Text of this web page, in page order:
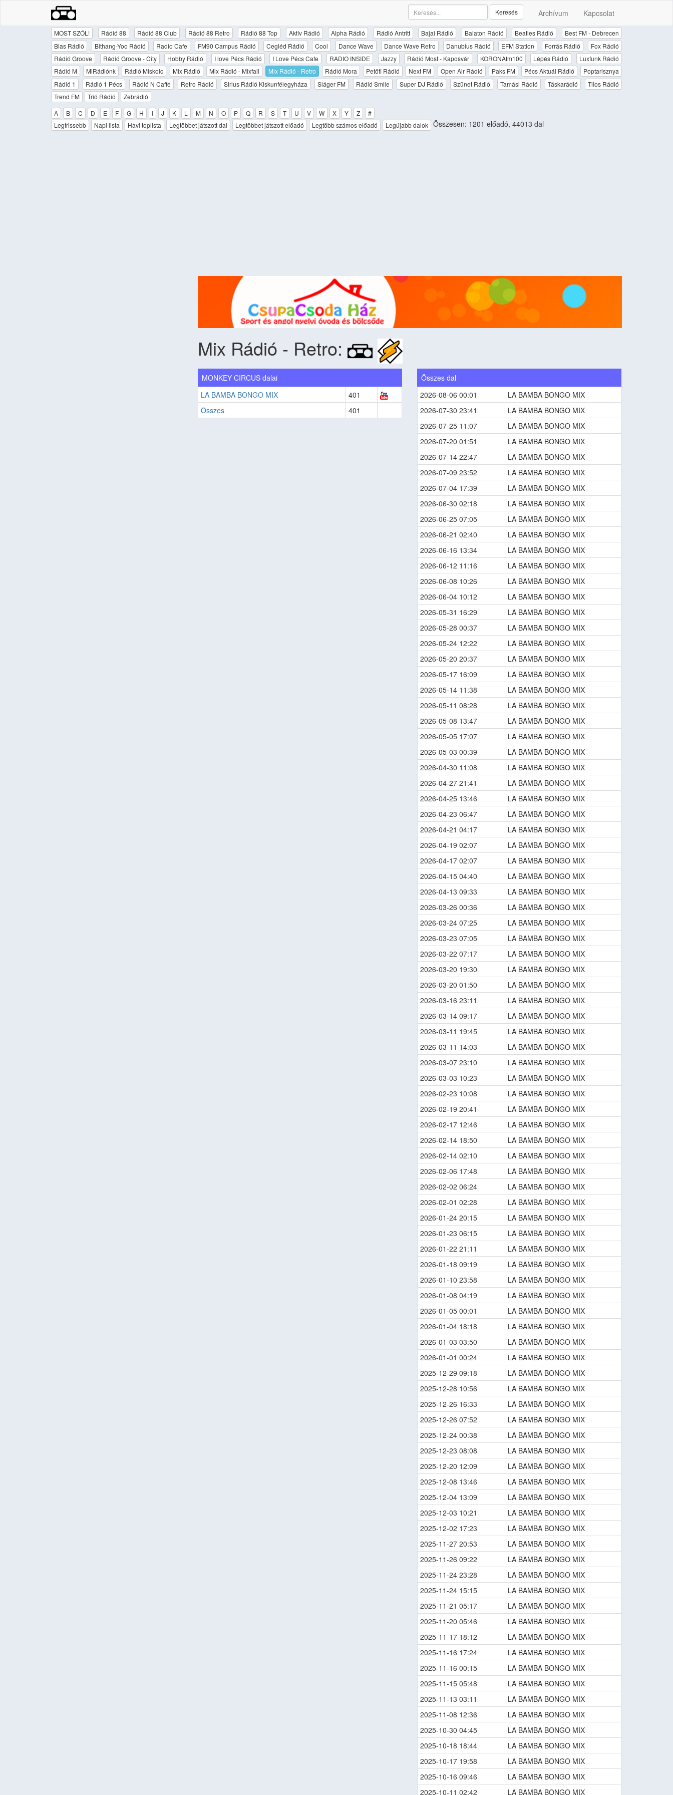
Archívum Kapcsolat
Keresés
MOST SZÓL! Rádió 88 Rádió 88 Club Rádió 88 Retro Rádió 88 Top Aktív Rádió Alpha Rádió Rádió Antritt Bajai Rádió Balaton Rádió Beatles Rádió
Best FM - Debrecen
Bias Rádió
Bithang-Yoo Rádió Radio Cafe FM90 Campus Rádió Cegléd Rádió Cool Dance Wave Dance Wave Retro Danubius Rádió EFM Station Forrás Rádió
Fox Rádió
Rádió Groove
Rádió Groove - City Hobby Rádió I love Pécs Rádió I Love Pécs Cafe RADIO INSIDE Jazzy Rádió Most - Kaposvár KORONAfm100 Lépés Rádió
Luxfunk Rádió
Rádió M
MiRádiónk Rádió Miskolc Mix Rádió Mix Rádió - Mixfall Mix Rádió - Retro Rádió Mora Petőfi Rádió Next FM Open Air Rádió Paks FM Pécs Aktuál Rádió
Poptarisznya
Rádió 1
Rádió 1 Pécs Rádió N Caffe Retro Rádió Sirius Rádió Kiskunfélegyháza Sláger FM Rádió Smile Super DJ Rádió Szünet Rádió Tamási Rádió Táskarádió
Tilos Rádió
Trend FM
Trió Rádió
Zebrádió
A
B C D E F G H I J K L M N O P Q R S T U V W X Y Z
#
Legfrissebb
Napi lista Havi toplista Legtöbbet játszott dal Legtöbbet játszott előadó Legtöbb számos előadó Legújabb dalok Összesen: 1201 előadó, 44013 dal
Mix Rádió - Retro:
MONKEY CIRCUS dalai
LA BAMBA BONGO MIX
401
Összes
401
Összes dal
2026-08-06 00:01
LA BAMBA BONGO MIX
2026-07-30 23:41
LA BAMBA BONGO MIX
2026-07-25 11:07
LA BAMBA BONGO MIX
2026-07-20 01:51
LA BAMBA BONGO MIX
2026-07-14 22:47
LA BAMBA BONGO MIX
2026-07-09 23:52
LA BAMBA BONGO MIX
2026-07-04 17:39
LA BAMBA BONGO MIX
2026-06-30 02:18
LA BAMBA BONGO MIX
2026-06-25 07:05
LA BAMBA BONGO MIX
2026-06-21 02:40
LA BAMBA BONGO MIX
2026-06-16 13:34
LA BAMBA BONGO MIX
2026-06-12 11:16
LA BAMBA BONGO MIX
2026-06-08 10:26
LA BAMBA BONGO MIX
2026-06-04 10:12
LA BAMBA BONGO MIX
2026-05-31 16:29
LA BAMBA BONGO MIX
2026-05-28 00:37
LA BAMBA BONGO MIX
2026-05-24 12:22
LA BAMBA BONGO MIX
2026-05-20 20:37
LA BAMBA BONGO MIX
2026-05-17 16:09
LA BAMBA BONGO MIX
2026-05-14 11:38
LA BAMBA BONGO MIX
2026-05-11 08:28
LA BAMBA BONGO MIX
2026-05-08 13:47
LA BAMBA BONGO MIX
2026-05-05 17:07
LA BAMBA BONGO MIX
2026-05-03 00:39
LA BAMBA BONGO MIX
2026-04-30 11:08
LA BAMBA BONGO MIX
2026-04-27 21:41
LA BAMBA BONGO MIX
2026-04-25 13:46
LA BAMBA BONGO MIX
2026-04-23 06:47
LA BAMBA BONGO MIX
2026-04-21 04:17
LA BAMBA BONGO MIX
2026-04-19 02:07
LA BAMBA BONGO MIX
2026-04-17 02:07
LA BAMBA BONGO MIX
2026-04-15 04:40
LA BAMBA BONGO MIX
2026-04-13 09:33
LA BAMBA BONGO MIX
2026-03-26 00:36
LA BAMBA BONGO MIX
2026-03-24 07:25
LA BAMBA BONGO MIX
2026-03-23 07:05
LA BAMBA BONGO MIX
2026-03-22 07:17
LA BAMBA BONGO MIX
2026-03-20 19:30
LA BAMBA BONGO MIX
2026-03-20 01:50
LA BAMBA BONGO MIX
2026-03-16 23:11
LA BAMBA BONGO MIX
2026-03-14 09:17
LA BAMBA BONGO MIX
2026-03-11 19:45
LA BAMBA BONGO MIX
2026-03-11 14:03
LA BAMBA BONGO MIX
2026-03-07 23:10
LA BAMBA BONGO MIX
2026-03-03 10:23
LA BAMBA BONGO MIX
2026-02-23 10:08
LA BAMBA BONGO MIX
2026-02-19 20:41
LA BAMBA BONGO MIX
2026-02-17 12:46
LA BAMBA BONGO MIX
2026-02-14 18:50
LA BAMBA BONGO MIX
2026-02-14 02:10
LA BAMBA BONGO MIX
2026-02-06 17:48
LA BAMBA BONGO MIX
2026-02-02 06:24
LA BAMBA BONGO MIX
2026-02-01 02:28
LA BAMBA BONGO MIX
2026-01-24 20:15
LA BAMBA BONGO MIX
2026-01-23 06:15
LA BAMBA BONGO MIX
2026-01-22 21:11
LA BAMBA BONGO MIX
2026-01-18 09:19
LA BAMBA BONGO MIX
2026-01-10 23:58
LA BAMBA BONGO MIX
2026-01-08 04:19
LA BAMBA BONGO MIX
2026-01-05 00:01
LA BAMBA BONGO MIX
2026-01-04 18:18
LA BAMBA BONGO MIX
2026-01-03 03:50
LA BAMBA BONGO MIX
2026-01-01 00:24
LA BAMBA BONGO MIX
2025-12-29 09:18
LA BAMBA BONGO MIX
2025-12-28 10:56
LA BAMBA BONGO MIX
2025-12-26 16:33
LA BAMBA BONGO MIX
2025-12-26 07:52
LA BAMBA BONGO MIX
2025-12-24 00:38
LA BAMBA BONGO MIX
2025-12-23 08:08
LA BAMBA BONGO MIX
2025-12-20 12:09
LA BAMBA BONGO MIX
2025-12-08 13:46
LA BAMBA BONGO MIX
2025-12-04 13:09
LA BAMBA BONGO MIX
2025-12-03 10:21
LA BAMBA BONGO MIX
2025-12-02 17:23
LA BAMBA BONGO MIX
2025-11-27 20:53
LA BAMBA BONGO MIX
2025-11-26 09:22
LA BAMBA BONGO MIX
2025-11-24 23:28
LA BAMBA BONGO MIX
2025-11-24 15:15
LA BAMBA BONGO MIX
2025-11-21 05:17
LA BAMBA BONGO MIX
2025-11-20 05:46
LA BAMBA BONGO MIX
2025-11-17 18:12
LA BAMBA BONGO MIX
2025-11-16 17:24
LA BAMBA BONGO MIX
2025-11-16 00:15
LA BAMBA BONGO MIX
2025-11-15 05:48
LA BAMBA BONGO MIX
2025-11-13 03:11
LA BAMBA BONGO MIX
2025-11-08 12:36
LA BAMBA BONGO MIX
2025-10-30 04:45
LA BAMBA BONGO MIX
2025-10-18 18:44
LA BAMBA BONGO MIX
2025-10-17 19:58
LA BAMBA BONGO MIX
2025-10-16 09:46
LA BAMBA BONGO MIX
2025-10-11 02:42
LA BAMBA BONGO MIX